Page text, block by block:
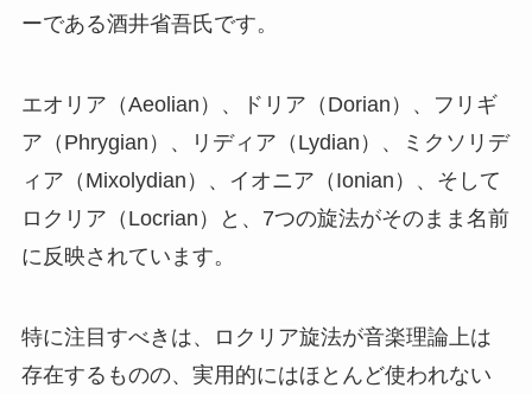
ーである酒井省吾氏です。
エオリア（Aeolian）、ドリア（Dorian）、フリギ
ア（Phrygian）、リディア（Lydian）、ミクソリデ
ィア（Mixolydian）、イオニア（Ionian）、そして
ロクリア（Locrian）と、7つの旋法がそのまま名前
に反映されています。
特に注目すべきは、ロクリア旋法が音楽理論上は
存在するものの、実用的にはほとんど使われない